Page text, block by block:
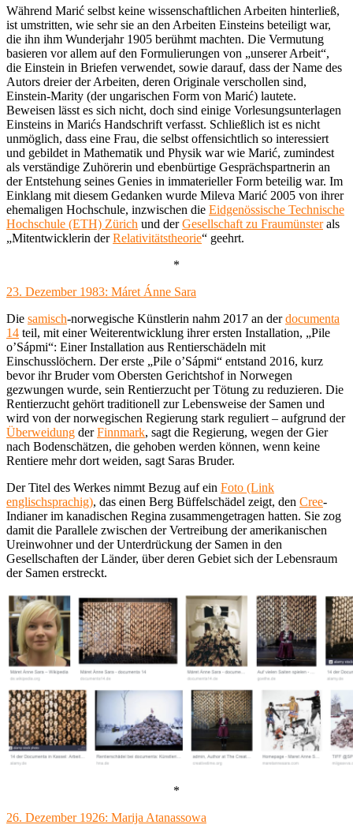
Während Marić selbst keine wissenschaftlichen Arbeiten hinterließ,
ist umstritten, wie sehr sie an den Arbeiten Einsteins beteiligt war,
die ihn ihm Wunderjahr 1905 berühmt machten. Die Vermutung
basieren vor allem auf den Formulierungen von „unserer Arbeit“,
die Einstein in Briefen verwendet, sowie darauf, dass der Name des
Autors dreier der Arbeiten, deren Originale verschollen sind,
Einstein-Marity (der ungarischen Form von Marić) lautete.
Beweisen lässt es sich nicht, doch sind einige Vorlesungsunterlagen
Einsteins in Marićs Handschrift verfasst. Schließlich ist es nicht
unmöglich, dass eine Frau, die selbst offensichtlich so interessiert
und gebildet in Mathematik und Physik war wie Marić, zumindest
als verständige Zuhörerin und ebenbürtige Gesprächspartnerin an
der Entstehung seines Genies in immaterieller Form beteilig war. Im
Einklang mit diesem Gedanken wurde Mileva Marić 2005 von ihrer
ehemaligen Hochschule, inzwischen die Eidgenössische Technische
Hochschule (ETH) Zürich und derGesellschaft zu Fraumünsterals
„Mitentwicklerin derRelativitätstheorie“ geehrt.
*
23. Dezember 1983: Máret Ánne Sara
Die samisch-norwegische Künstlerin nahm 2017 an derdocumenta
14 teil, mit einer Weiterentwicklung ihrer ersten Installation, „Pile
o’Sápmi“: Einer Installation aus Rentierschädeln mit
Einschusslöchern. Der erste „Pile o’Sápmi“ entstand 2016, kurz
bevor ihr Bruder vom Obersten Gerichtshof in Norwegen
gezwungen wurde, sein Rentierzucht per Tötung zu reduzieren. Die
Rentierzucht gehört traditionell zur Lebensweise der Samen und
wird von der norwegischen Regierung stark reguliert – aufgrund der
Überweidung derFinnmark, sagt die Regierung, wegen der Gier
nach Bodenschätzen, die gehoben werden können, wenn keine
Rentiere mehr dort weiden, sagt Saras Bruder.
Der Titel des Werkes nimmt Bezug auf ein Foto (Link
englischsprachig), das einen Berg Büffelschädel zeigt, den Cree-
Indianer im kanadischen Regina zusammengetragen hatten. Sie zog
damit die Parallele zwischen der Vertreibung der amerikanischen
Ureinwohner und der Unterdrückung der Samen in den
Gesellschaften der Länder, über deren Gebiet sich der Lebensraum
der Samen erstreckt.
*
26. Dezember 1926: Marija Atanassowa